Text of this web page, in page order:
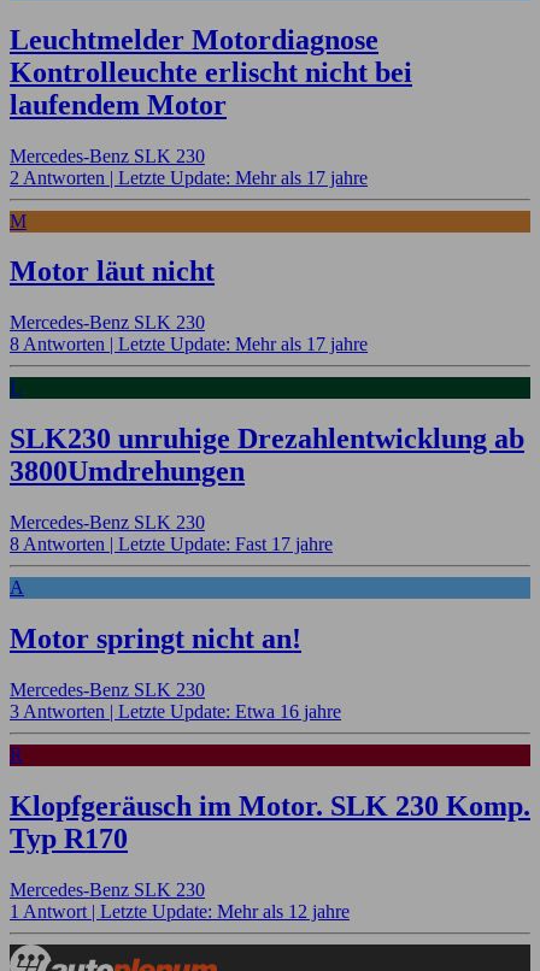
Leuchtmelder Motordiagnose
Kontrolleuchte erlischt nicht bei
laufendem Motor
Mercedes-Benz SLK 230
2 Antworten | Letzte Update: Mehr als 17 jahre
M
Motor läut nicht
Mercedes-Benz SLK 230
8 Antworten | Letzte Update: Mehr als 17 jahre
L
SLK230 unruhige Drezahlentwicklung ab
3800Umdrehungen
Mercedes-Benz SLK 230
8 Antworten | Letzte Update: Fast 17 jahre
A
Motor springt nicht an!
Mercedes-Benz SLK 230
3 Antworten | Letzte Update: Etwa 16 jahre
R
Klopfgeräusch im Motor. SLK 230 Komp.
Typ R170
Mercedes-Benz SLK 230
1 Antwort | Letzte Update: Mehr als 12 jahre